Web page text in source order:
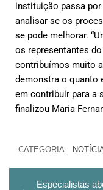
instituição passa
analisar se os
se pode melhorar.
os representantes
contribuímos muito
demonstra o quanto
em contribuir para a
finalizou Maria
CATEGORIA:
Especialistas